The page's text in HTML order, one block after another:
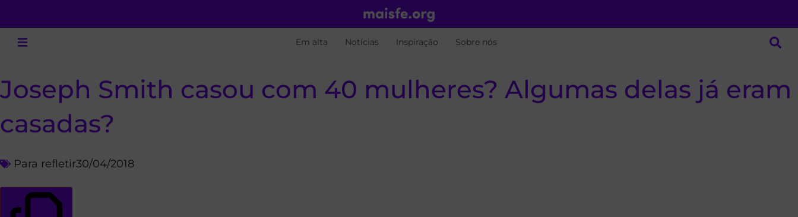
Em alta Notícias Inspiração Sobre nós
Joseph Smith casou com 40 mulheres? Algumas delas já eram
casadas?
Para refletir30/04/2018